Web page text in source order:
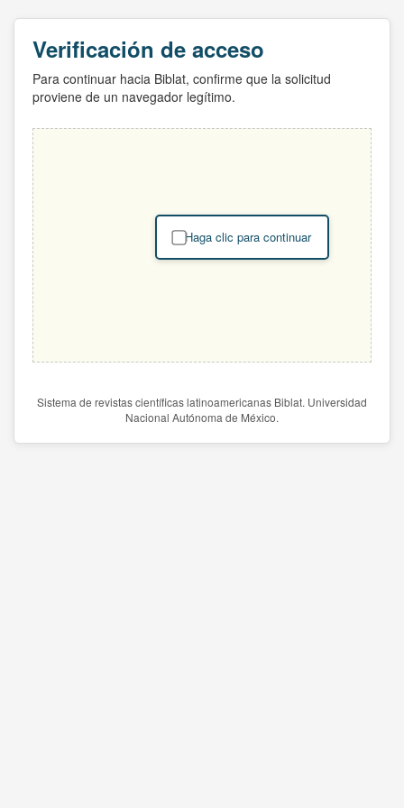
Verificación de acceso
Para continuar hacia Biblat, confirme que la solicitud
proviene de un navegador legítimo.
Haga clic para continuar
Sistema de revistas científicas latinoamericanas Biblat. Universidad
Nacional Autónoma de México.